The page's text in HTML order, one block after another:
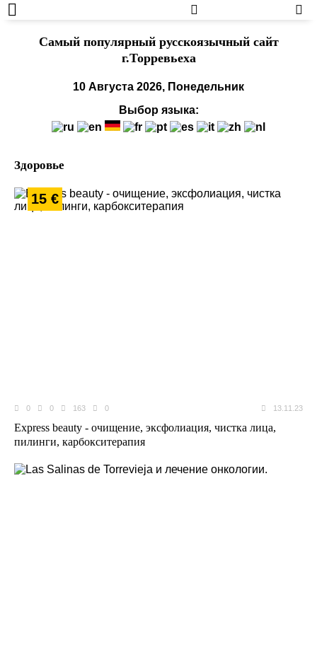
Cамый популярный русскоязычный сайт
г.Торревьеха
10 Августа 2026, Понедельник
Выбор языка:
Здоровье
0 0 163 0 13.11.23
Express beauty - очищение, эксфолиация, чистка лица,
пилинги, карбокситерапия
15 €